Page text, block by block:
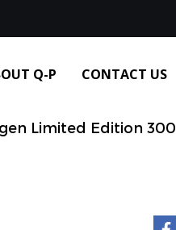
Q-P CONTACT US
Limited Edition 300